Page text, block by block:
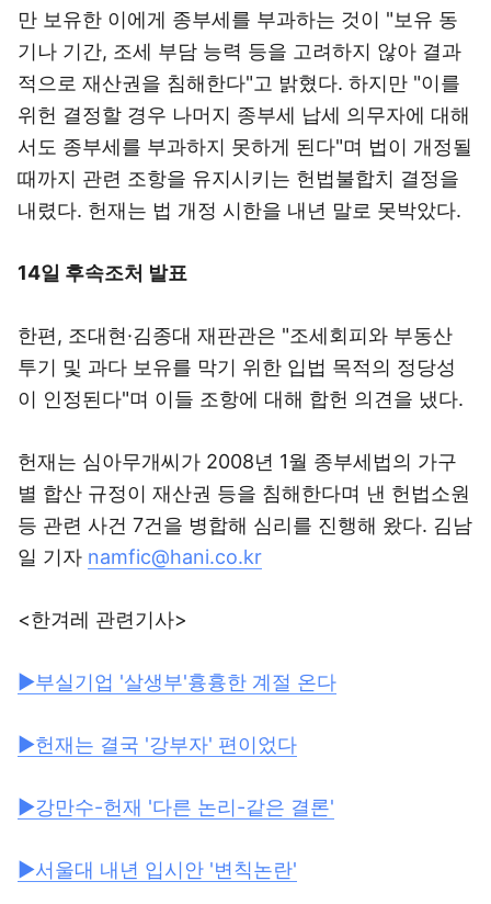
만 보유한 이에게 종부세를 부과하는 것이 "보유 동
기나 기간, 조세 부담 능력 등을 고려하지 않아 결과
적으로 재산권을 침해한다"고 밝혔다. 하지만 "이를
위헌 결정할 경우 나머지 종부세 납세 의무자에 대해
서도 종부세를 부과하지 못하게 된다"며 법이 개정될
때까지 관련 조항을 유지시키는 헌법불합치 결정을
내렸다. 헌재는 법 개정 시한을 내년 말로 못박았다.
14일 후속조처 발표
한편, 조대현·김종대 재판관은 "조세회피와 부동산
투기 및 과다 보유를 막기 위한 입법 목적의 정당성
이 인정된다"며 이들 조항에 대해 합헌 의견을 냈다.
헌재는 심아무개씨가 2008년 1월 종부세법의 가구
별 합산 규정이 재산권 등을 침해한다며 낸 헌법소원
등 관련 사건 7건을 병합해 심리를 진행해 왔다. 김남
일 기자 namfic@hani.co.kr
<한겨레 관련기사>
▶부실기업 '살생부'흉흉한 계절 온다
▶헌재는 결국 '강부자' 편이었다
▶강만수-헌재 '다른 논리-같은 결론'
▶서울대 내년 입시안 '변칙논란'